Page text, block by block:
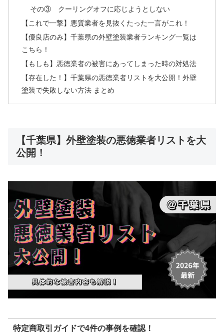
その③ クーリングオフに応じようとしない
【これで一撃】悪質業者を見抜くたった一言がこれ！
【優良店のみ】千葉県の外壁塗装業者ランキング一覧は
こちら！
【もしも】悪徳業者の被害にあってしまった時の対処法
【存在した！】千葉県の悪徳業者リストを大公開！外壁
塗装で失敗しない方法 まとめ
【千葉県】外壁塗装の悪徳業者リストを大
公開！
特定商取引ガイドで4件の事例を確認！